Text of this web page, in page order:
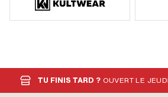
TU FINIS TARD ? OUVERT LE